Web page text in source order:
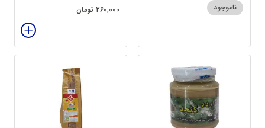
ناموجود 260,000 تومان